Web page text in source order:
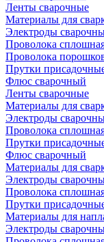
Ленты сварочные
Материалы для
Электроды
Проволока
Проволока
Прутки
Флюс сварочный
Ленты сварочные
Материалы для
Электроды
Проволока
Прутки
Флюс сварочный
Материалы для
Электроды
Проволока
Прутки
Материалы для
Электроды